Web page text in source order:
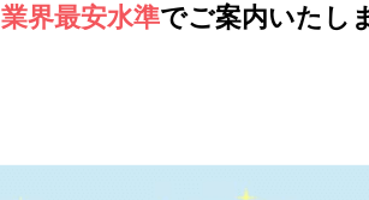
業界最安水準でご案内いたし